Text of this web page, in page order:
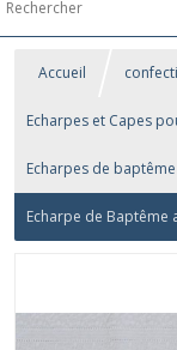
Accueil
Echarpes et Capes
confirmation
Echarpes de baptême
Echarpe de Baptême